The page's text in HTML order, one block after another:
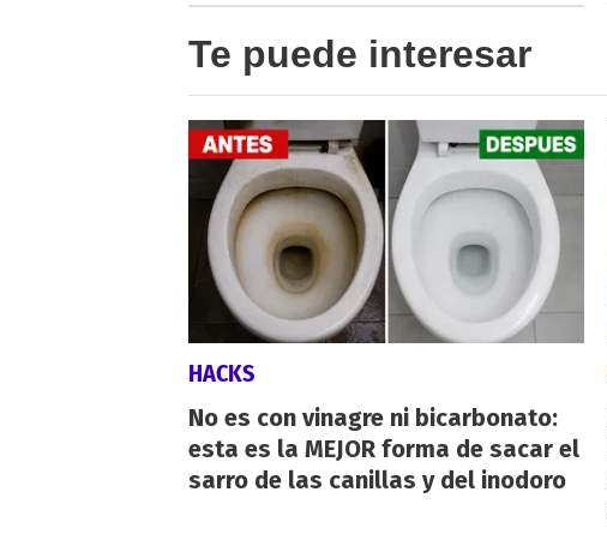
Te puede interesar
HACKS
No es con vinagre ni bicarbonato:
esta es la MEJOR forma de sacar el
sarro de las canillas y del inodoro